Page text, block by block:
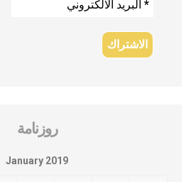
روزنامة
January 2019